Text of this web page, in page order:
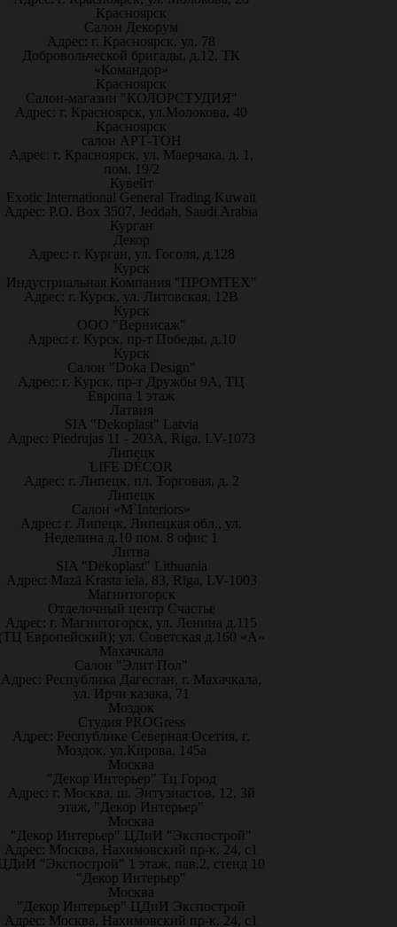
Красноярск
Салон Декорум
Адрес: г. Красноярск, ул. 78
Добровольческой бригады, д.12, ТК
«Командор»
Красноярск
Салон-магазин "КОЛОРСТУДИЯ"
Адрес: г. Красноярск, ул.Молокова, 40
Красноярск
салон АРТ-ТОН
Адрес: г. Красноярск, ул. Маерчака, д. 1,
пом. 19/2
Кувейт
Exotic International General Trading Kuwait
Адрес: P.O. Box 3507, Jeddah, Saudi Arabia
Курган
Декор
Адрес: г. Курган, ул. Гоголя, д.128
Курск
Индустриальная Компания "ПРОМТЕХ"
Адрес: г. Курск, ул. Литовская, 12В
Курск
ООО "Вернисаж"
Адрес: г. Курск, пр-т Победы, д.10
Курск
Салон "Doka Design"
Адрес: г. Курск, пр-т Дружбы 9А, ТЦ
Европа 1 этаж
Латвия
SIA "Dekoplast" Latvia
Адрес: Piedrujas 11 - 203A, Riga, LV-1073
Липецк
LIFE DÉCOR
Адрес: г. Липецк, пл. Торговая, д. 2
Липецк
Салон «M`Interiors»
Адрес: г. Липецк, Липецкая обл., ул.
Неделина д.10 пом. 8 офис 1
Литва
SIA "Dekoplast" Lithuania
Адрес: Mazā Krasta iela, 83, Rīga, LV-1003
Магнитогорск
Отделочный центр Счастье
Адрес: г. Магнитогорск, ул. Ленина д.115
Европейский); ул. Советская д.160 «А»
Махачкала
Салон "Элит Пол"
Адрес: Республика Дагестан, г. Махачкала,
ул. Ирчи казака, 71
Моздок
Студия PROGress
Адрес: Республике Северная Осетия, г.
Моздок, ул.Кирова, 145а
Москва
"Декор Интерьер" Тц Город
Адрес: г. Москва, ш. Энтузиастов, 12, 3й
этаж, "Декор Интерьер"
Москва
"Декор Интерьер" ЦДиИ "Экспострой"
Адрес: Москва, Нахимовский пр-к, 24, с1
"Экспострой" 1 этаж, пав.2, стенд 10
"Декор Интерьер"
Москва
"Декор Интерьер" ЦДиИ Экспострой
Адрес: Москва, Нахимовский пр-к, 24, с1